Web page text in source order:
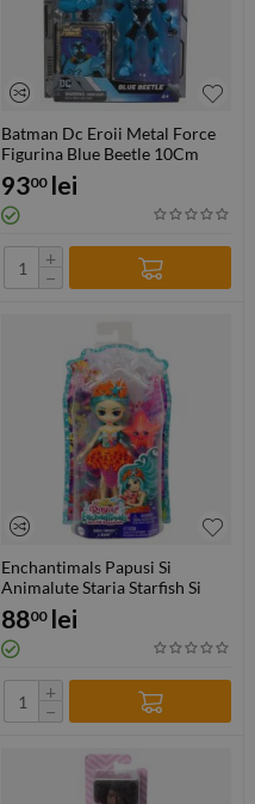
Batman Dc Eroii Metal Force
Figurina Blue Beetle 10Cm
9300 lei
+
−
Enchantimals Papusi Si
Animalute Staria Starfish Si
Beamy
8800 lei
+
−